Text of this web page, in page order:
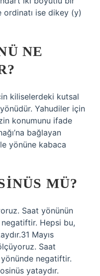
ise dikey (y)
NE
kiliselerdeki kutsal
Yahudiler için
konumunu ifade
bağlayan
yönüne kabaca
MÜ?
Saat yönünün
Hepsi bu,
Mayıs
Saat
negatiftir.
yataydır.